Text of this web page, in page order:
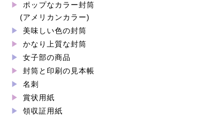
ポップなカラー封筒
(アメリカンカラー)
美味しい色の封筒
かなり上質な封筒
女子部の商品
封筒と印刷の見本帳
名刺
賞状用紙
領収証用紙